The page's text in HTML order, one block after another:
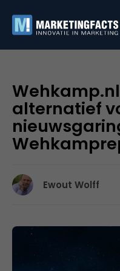
alternatief
Ewout Wolff